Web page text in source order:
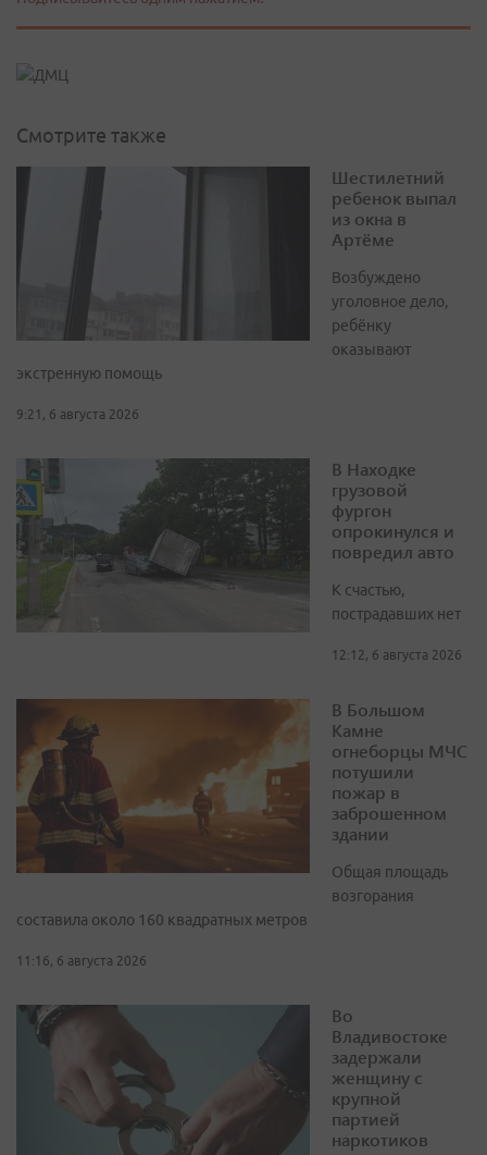
Смотрите также
Шестилетний
ребенок выпал
из окна в
Артёме
Возбуждено
уголовное дело,
ребёнку
оказывают
экстренную помощь
9:21, 6 августа 2026
В Находке
грузовой
фургон
опрокинулся и
повредил авто
К счастью,
пострадавших нет
12:12, 6 августа 2026
В Большом
Камне
огнеборцы МЧС
потушили
пожар в
заброшенном
здании
Общая площадь
возгорания
составила около 160 квадратных метров
11:16, 6 августа 2026
Во
Владивостоке
задержали
женщину с
крупной
партией
наркотиков